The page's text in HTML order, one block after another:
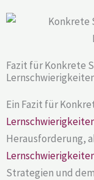
Fazit für Konkrete
Ein Fazit für
Herausforderung,
Strategien und